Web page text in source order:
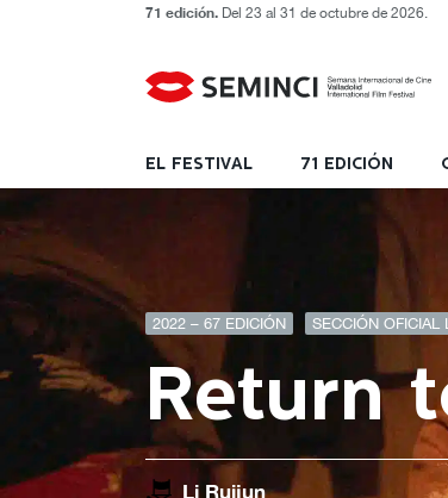
71 edición. Del 23 al 31 de octubre de 2026.
EL FESTIVAL 71 EDICIÓN
2022 – 67 EDICIÓN SECCIÓN OFICIAL
Return
Li Ruijun